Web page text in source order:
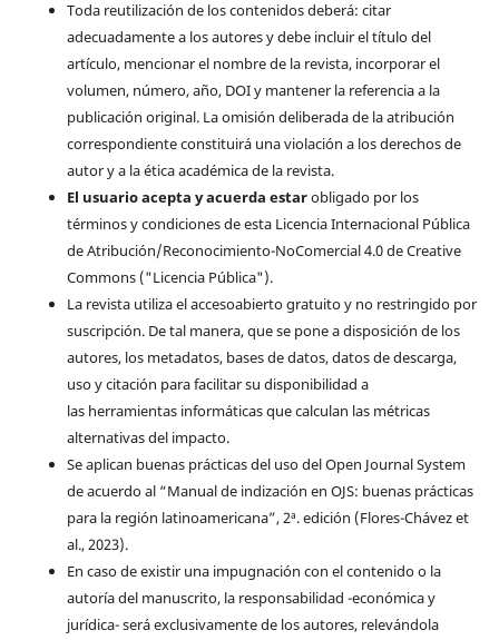
Toda reutilización de los contenidos deberá: citar
adecuadamente a los autores y debe incluir el título del
artículo, mencionar el nombre de la revista, incorporar el
volumen, número, año, DOI y mantener la referencia a la
publicación original. La omisión deliberada de la atribución
correspondiente constituirá una violación a los derechos de
autor y a la ética académica de la revista.
El usuario acepta y acuerda estarobligado por los
términos y condiciones de esta Licencia Internacional Pública
de Atribución/Reconocimiento-NoComercial 4.0 de Creative
Commons ("Licencia Pública").
La revista utiliza el accesoabierto gratuito y no restringido por
suscripción. De tal manera, que se pone a disposición de los
autores, los metadatos, bases de datos, datos de descarga,
uso y citación para facilitar su disponibilidad a
las herramientas informáticas que calculan las métricas
alternativas del impacto.
Se aplican buenas prácticas del uso del Open Journal System
de acuerdo al “Manual de indización en OJS: buenas prácticas
para la región latinoamericana”, 2ª. edición (Flores-Chávez et
al., 2023).
En caso de existir una impugnación con el contenido o la
autoría del manuscrito, la responsabilidad -económica y
jurídica- será exclusivamente de los autores, relevándola